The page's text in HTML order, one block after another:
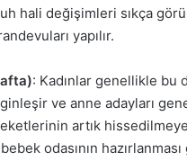
hali değişimleri sıkça
yapılır.
: Kadınlar genellikle bu
ve anne adayları
artık
odasının